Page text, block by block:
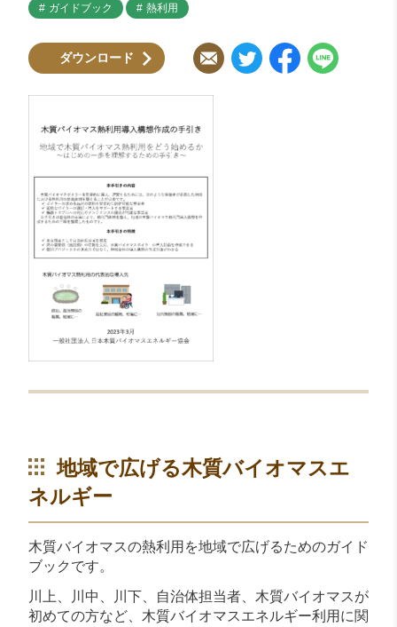
ガイドブック 熱利用
ダウンロード
地域で広げる木質バイオマスエ
ネルギー
木質バイオマスの熱利用を地域で広げるためのガイド
ブックです。
川上、川中、川下、自治体担当者、木質バイオマスが
初めての方など、木質バイオマスエネルギー利用に関